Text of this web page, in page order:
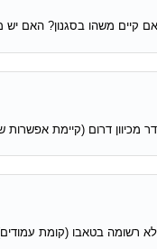
משהו בסגנון? האם יש
רשומה בטאבו (קומת